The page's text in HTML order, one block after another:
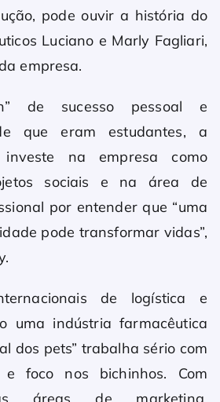
pode ouvir a história do
Luciano e Marly Fagliari,
empresa.
de sucesso pessoal e
que eram estudantes, a
na empresa como
sociais e na área de
por entender que “uma
pode transformar vidas”,
de logística e
uma indústria farmacêutica
dos pets” trabalha sério com
e foco nos bichinhos. Com